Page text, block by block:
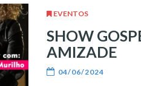
EVENTOS
SHOW
AMIZADE
04/06/2024